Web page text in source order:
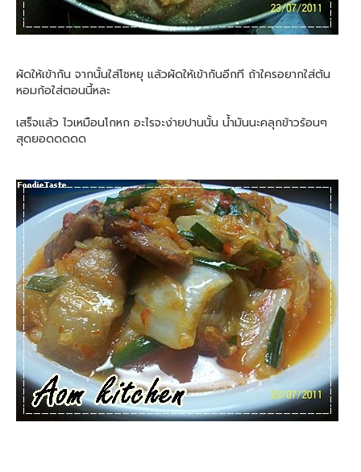
ผัดให้เข้ากัน จากนั้นใส่โชหยุ แล้วผัดให้เข้ากันอีกที ถ้าใครอยากใส่ต้น
หอมก้อใส่ตอนนี้หละ
เสร็จแล้ว ไวเหมือนโกหก อะไรจะง่ายปานนั้น น้ำมันนะคลุกข้าวร้อนๆ
สุดยอดดดดด